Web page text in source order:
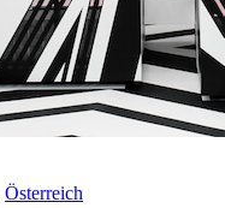
Österreich